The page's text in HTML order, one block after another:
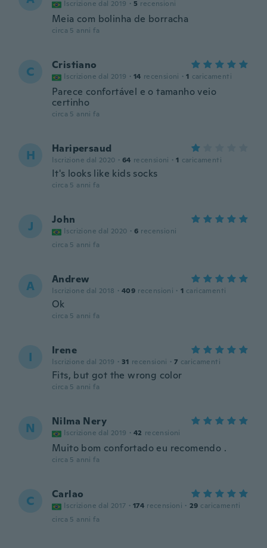
Iscrizione dal 2019 · 5 recensioni
Meia com bolinha de borracha
circa 5 anni fa
C Cristiano
Iscrizione dal 2019 · 14 recensioni · 1 caricamenti
Parece confortável e o tamanho veio
certinho
circa 5 anni fa
H Haripersaud
Iscrizione dal 2020 · 64 recensioni · 1 caricamenti
It's looks like kids socks
circa 5 anni fa
J John
Iscrizione dal 2020 · 6 recensioni
circa 5 anni fa
A Andrew
Iscrizione dal 2018 · 409 recensioni · 1 caricamenti
Ok
circa 5 anni fa
I Irene
Iscrizione dal 2019 · 31 recensioni · 7 caricamenti
Fits, but got the wrong color
circa 5 anni fa
N Nilma Nery
Iscrizione dal 2019 · 42 recensioni
Muito bom confortado eu recomendo .
circa 5 anni fa
C Carlao
Iscrizione dal 2017 · 174 recensioni · 29 caricamenti
circa 5 anni fa